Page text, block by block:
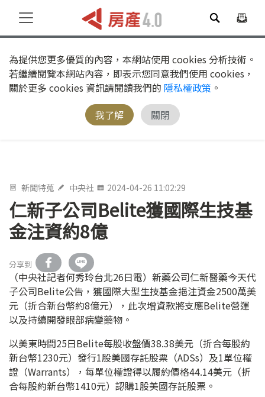
為提供您更多優質的內容，本網站使用 cookies 分析技術。
若繼續閱覽本網站內容，即表示您同意我們使用 cookies，
關於更多 cookies 資訊請閱讀我們的 隱私權政策 。
我了解
關閉
新聞特蒐 中央社 2024-04-26 11:02:29
仁新子公司Belite獲國際生技基
金注資約8億
分享到
（中央社記者何秀玲台北26日電）新藥公司仁新醫藥今天代
子公司Belite公告，獲國際大型生技基金挹注資金2500萬美
元（折合新台幣約8億元），此次增資款將支應Belite營運
以及持續開發眼部病變藥物。
以美東時間25日Belite每股收盤價38.38美元（折合每股約
新台幣1230元）發行1股美國存託股票（ADSs）及1單位權
證（Warrants），每單位權證得以履約價格44.14美元（折
合每股約新台幣1410元）認購1股美國存託股票。